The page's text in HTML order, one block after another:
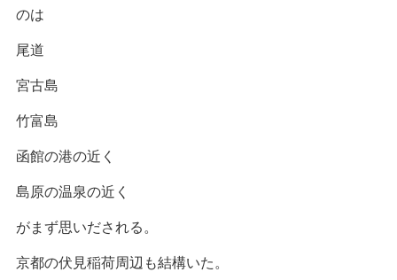
のは
尾道
宮古島
竹富島
函館の港の近く
島原の温泉の近く
がまず思いだされる。
京都の伏見稲荷周辺も結構いた。